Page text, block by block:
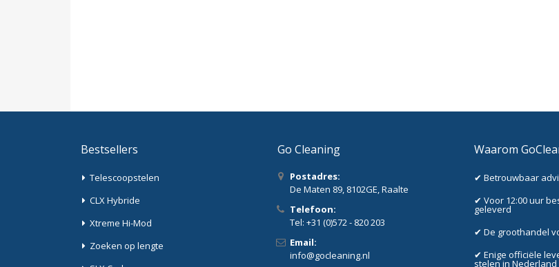
Bestsellers
Telescoopstelen
CLX Hybride
Xtreme Hi-Mod
Zoeken op lengte
Go Cleaning
Postadres:
De Maten 89, 8102GE, Raalte
Telefoon:
Tel: +31 (0)572 - 820 203
Email:
info@gocleaning.nl
Waarom
✔ Betrouwbaar
✔ Voor 12:00 uur
geleverd
✔ De groothandel
✔ Enige officiële
stelen in Nederland